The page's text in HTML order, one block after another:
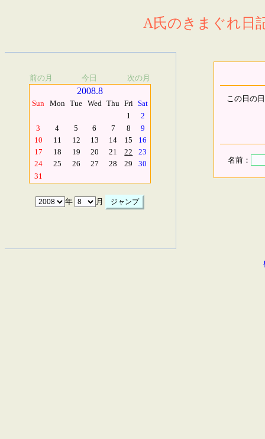
A氏のきまぐれ日
前の月 今日 次の月
2008.8
Sun Mon Tue Wed Thu Fri Sat
1
2
3
4 5 6 7 8
9
10
11 12 13 14 15
16
17
18 19 20 21 22
23
24
25 26 27 28 29
30
31
年 月
この日の
名前：